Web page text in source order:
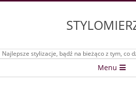
Najlepsze stylizacje, bądź na bieżąco z tym, co
Menu